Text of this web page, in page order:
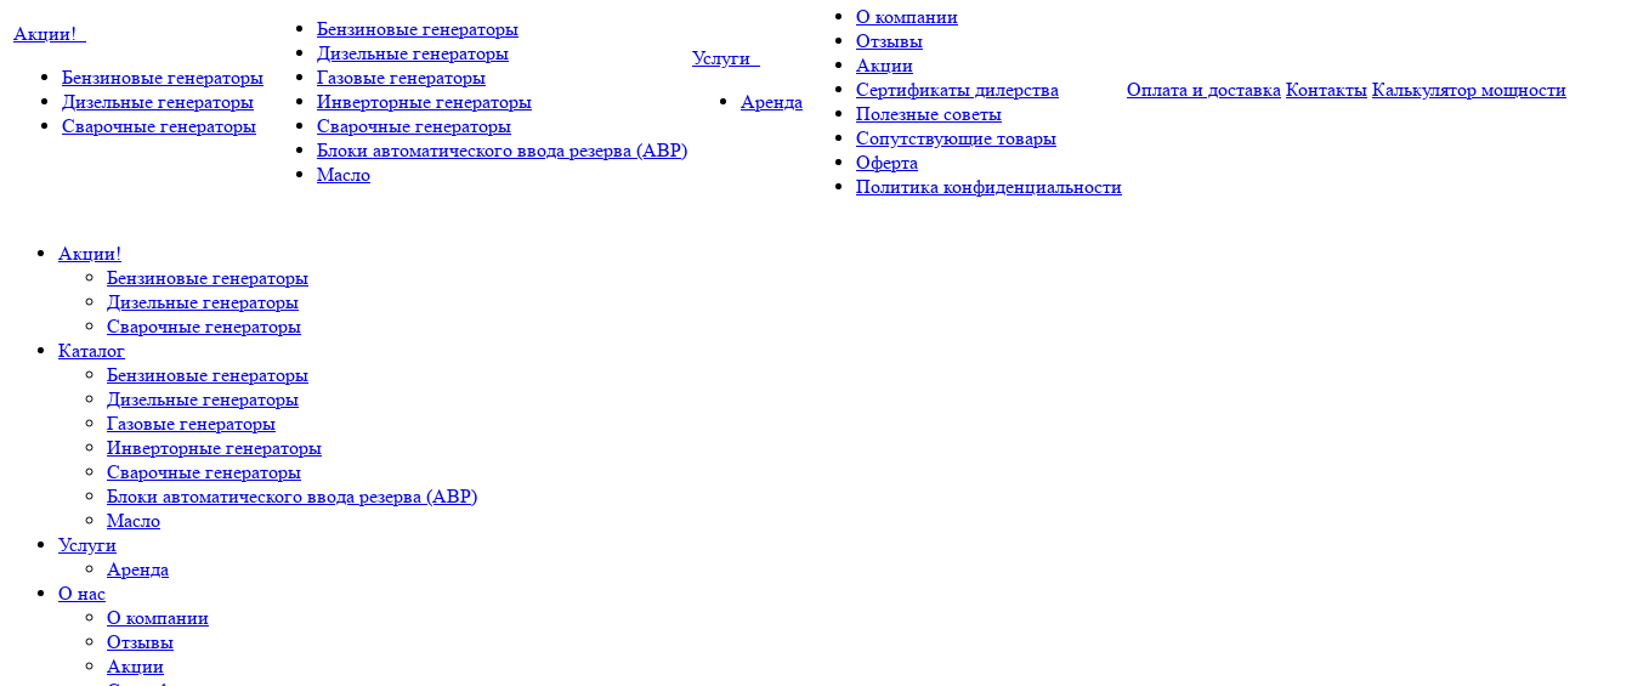
Акции!
Бензиновые генераторы
Дизельные генераторы
Сварочные генераторы
Бензиновые генераторы
Дизельные генераторы
Газовые генераторы
Инверторные генераторы
Сварочные генераторы
Блоки автоматического ввода резерва (АВР)
Масло
Услуги
Аренда
О компании
Отзывы
Акции
Сертификаты дилерства
Полезные советы
Сопутствующие товары
Оферта
Политика конфиденциальности
Оплата и доставка Контакты Калькулятор мощности
Акции!
Бензиновые генераторы
Дизельные генераторы
Сварочные генераторы
Каталог
Бензиновые генераторы
Дизельные генераторы
Газовые генераторы
Инверторные генераторы
Сварочные генераторы
Блоки автоматического ввода резерва (АВР)
Масло
Услуги
Аренда
О нас
О компании
Отзывы
Акции